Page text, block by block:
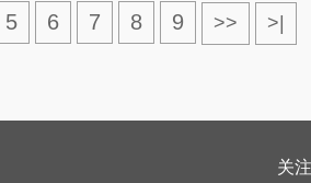
5 6 7 8 9 >> >|
关